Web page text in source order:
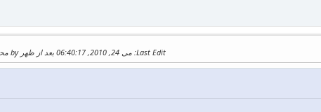
Last Edit: می 24, 2010, 06:40:17 بعد از ظهر by محمود امین‌طوسی